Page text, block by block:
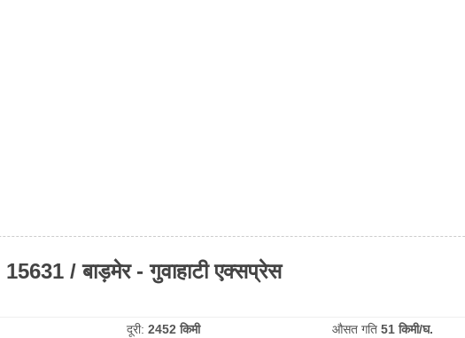
15631 / बाड़मेर - गुवाहाटी एक्सप्रेस
दूरी: 2452 किमी औसत गति 51 किमी/घ.